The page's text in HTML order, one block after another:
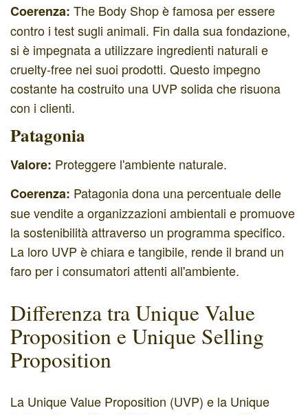
Coerenza: The Body Shop è famosa per essere
contro i test sugli animali. Fin dalla sua fondazione,
si è impegnata a utilizzare ingredienti naturali e
cruelty-free nei suoi prodotti. Questo impegno
costante ha costruito una UVP solida che risuona
con i clienti.
Patagonia
Valore: Proteggere l'ambiente naturale.
Coerenza: Patagonia dona una percentuale delle
sue vendite a organizzazioni ambientali e promuove
la sostenibilità attraverso un programma specifico.
La loro UVP è chiara e tangibile, rende il brand un
faro per i consumatori attenti all'ambiente.
Differenza tra Unique Value
Proposition e Unique Selling
Proposition
La Unique Value Proposition (UVP) e la Unique